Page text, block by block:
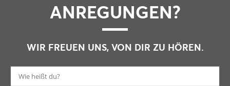
ANREGUNGEN?
WIR FREUEN UNS, VON DIR ZU HÖREN.